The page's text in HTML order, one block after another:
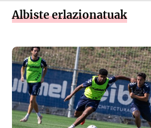
Albiste erlazionatuak